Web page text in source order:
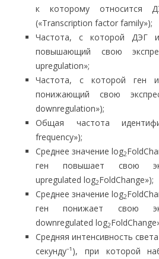
к которому относится
(«Transcription factor family»);
Частота, с которой ДЭГ
повышающий свою
upregulation»;
Частота, с которой ген
понижающий свою
downregulation»);
Общая частота
frequency»);
Среднее значение log2
ген повышает свою
upregulated log2FoldChange»);
Среднее значение log2
ген понижает свою
downregulated log2
Средняя интенсивность
секунду⁻¹), при которой